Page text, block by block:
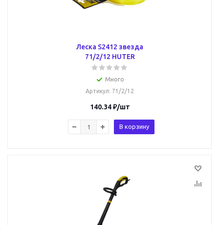
Леска S2412 звезда
71/2/12 HUTER
Много
Артикул: 71/2/12
140.34₽/шт
В корзину